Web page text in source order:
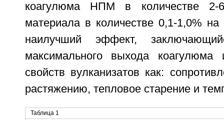
коагулюма НПМ в количестве 2-
материала в количестве 0,1-1,0% на
наилучший эффект,
максимального выхода коагулюма
свойств вулканизатов как:
растяжению, тепловое старение и
Таблица 1